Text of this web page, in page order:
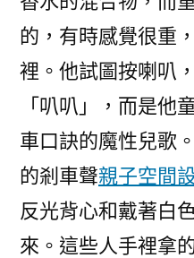
的，有時感覺很重
裡。他試圖按喇叭
「叭叭」，而是他
車口訣的魔性兒歌
的剎車聲親子空間
反光背心和戴著白
來。這些人手裡拿